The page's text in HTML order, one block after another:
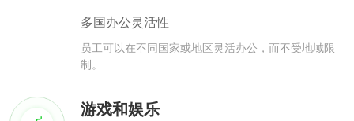
多国办公灵活性
员工可以在不同国家或地区灵活办公，而不受地域限
制。
游戏和娱乐